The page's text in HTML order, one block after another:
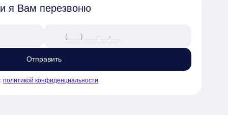
с высоким показателем
я Вам перезвоню
Отправить
политикой конфиденциальности